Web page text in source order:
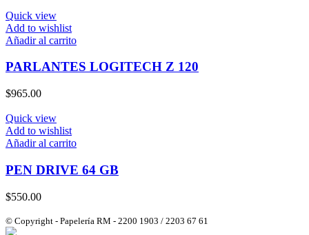
Quick view
Add to wishlist
Añadir al carrito
PARLANTES LOGITECH Z 120
$965.00
Quick view
Add to wishlist
Añadir al carrito
PEN DRIVE 64 GB
$550.00
© Copyright - Papelería RM - 2200 1903 / 2203 67 61